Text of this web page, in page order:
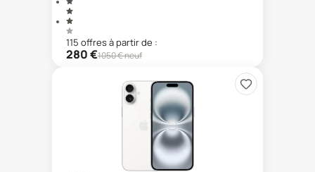
115 offresà partir de :
280€1050€ neuf